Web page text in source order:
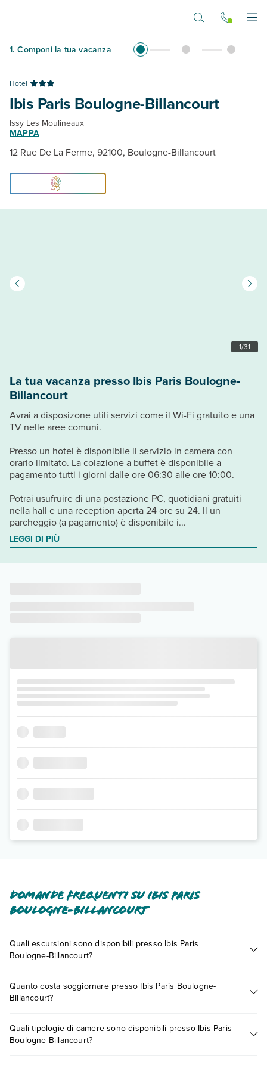
1. Componi la tua vacanza
Hotel
Ibis Paris Boulogne-Billancourt
Issy Les Moulineaux
MAPPA
12 Rue De La Ferme, 92100, Boulogne-Billancourt
1/31
La tua vacanza presso Ibis Paris Boulogne-
Billancourt
Avrai a disposizone utili servizi come il Wi-Fi gratuito e una
TV nelle aree comuni.
Presso un hotel è disponibile il servizio in camera con
orario limitato. La colazione a buffet è disponibile a
pagamento tutti i giorni dalle ore 06:30 alle ore 10:00.
Potrai usufruire di una postazione PC, quotidiani gratuiti
nella hall e una reception aperta 24 ore su 24. Il un
parcheggio (a pagamento) è disponibile i...
LEGGI DI PIÙ
Domande frequenti su Ibis Paris
Boulogne-Billancourt
Quali escursioni sono disponibili presso Ibis Paris
Boulogne-Billancourt?
presso Ibis Paris Boulogne-Billancourt. Scoprile tutte nella
sezione dedicata
Quanto costa soggiornare presso Ibis Paris Boulogne-
Billancourt?
base a vari fattori (per es. date, condizioni dell'hotel, ecc). Per
consultare i prezzi, compila il motore di ricerca e scegli
Quali tipologie di camere sono disponibili presso Ibis Paris
Boulogne-Billancourt?